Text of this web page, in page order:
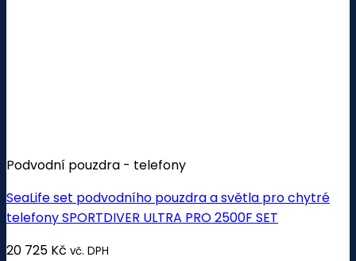
Podvodní pouzdra - telefony
SeaLife set podvodního pouzdra a světla pro chytré
telefony SPORTDIVER ULTRA PRO 2500F SET
20 725 Kč vč. DPH